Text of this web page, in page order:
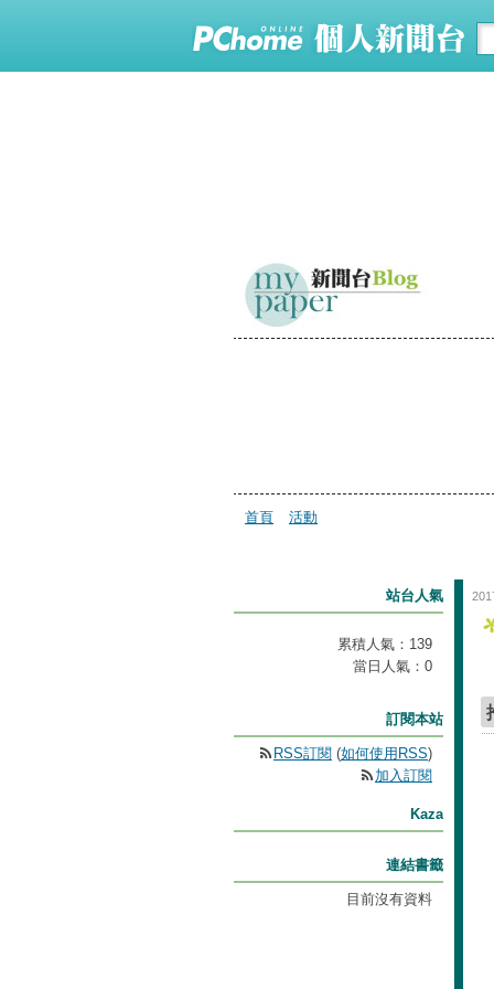
首頁 活動
站台人氣
累積人氣： 139
當日人氣： 0
訂閱本站
RSS訂閱 (如何使用RSS)
加入訂閱
Kaza
連結書籤
目前沒有資料